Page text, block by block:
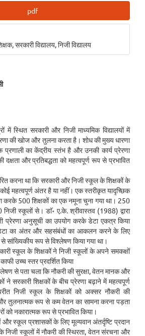
pdf
सरकारी विद्यालय, निजी विद्यालय
में स्थित सरकारी और निजी माध्यमिक विद्यालयों में
की खोज और तुलना करता है। शोध की मुख्य धारणा
प्रणाली का केंद्रीय स्तंभ है और उनकी कार्य प्रेरणा
और प्रतिबद्धता को महत्वपूर्ण रूप से प्रभावित
करना था कि सरकारी और निजी स्कूल के शिक्षकों के
महत्वपूर्ण अंतर है या नहीं। एक स्तरीकृत यादृच्छिक
करके 500 शिक्षकों का एक नमूना चुना गया था। 250
स्कूलों से। डाॅ॰ ए.के. श्रीवास्तव (1988) द्वारा
प्रेरणा अनुसूची का उपयोग करके डेटा एकत्र किया
का अंतर और सहसंबंधों का आकलन करने के लिए
सांख्यिकीय रूप से विश्लेषण किया गया था।
स्कूल के शिक्षकों ने निजी स्कूलों के अपने समकक्षों
उच्च स्तर प्रदर्शित किया
से पता चला कि नौकरी की सुरक्षा, वेतन मानक और
ने सरकारी शिक्षकों के बीच प्रेरणा बढ़ाने में महत्वपूर्ण
निजी स्कूल के शिक्षकों को अक्सर नौकरी की
तुलनात्मक रूप से कम वेतन का सामना करना पड़ता
को नकारात्मक रूप से प्रभावित किया।
और स्कूल प्रशासकों के लिए मूल्यवान अंतर्दृष्टि प्रदान
निजी स्कूलों में नौकरी की स्थिरता, वेतन संरचना और